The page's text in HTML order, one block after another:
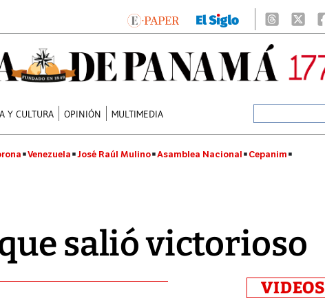
Y CULTURA OPINIÓN MULTIMEDIA
Venezuela José Raúl Mulino Asamblea Nacional Cepanim
salió victorioso
VIDEOS